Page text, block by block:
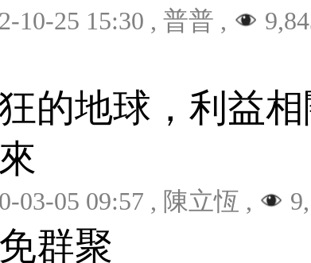
10-25 15:30 , 普普 ,
的地球，利益
03-05 09:57 , 陳立恆 ,
群聚